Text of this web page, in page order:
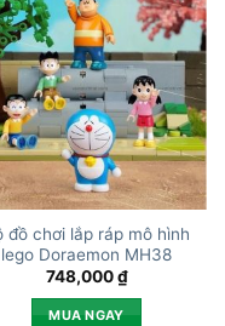
đồ chơi lắp ráp mô hình
lego Doraemon MH38
748,000₫
MUA NGAY